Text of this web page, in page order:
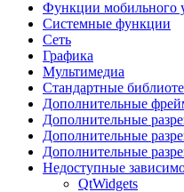
Функции мобильного
Системные функции
Сеть
Графика
Мультимедиа
Стандартные
Дополнительные
Дополнительные
Дополнительные
Дополнительные
Недоступные
QtWidgets